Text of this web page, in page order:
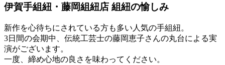
伊賀手組紐・藤岡組紐店 組紐の愉しみ
新作を心待ちにされている方も多い人気の手組紐。
3日間の会期中、伝統工芸士の藤岡恵子さんの丸台による実
演がございます。
一度、締め心地の良さを味わってください。